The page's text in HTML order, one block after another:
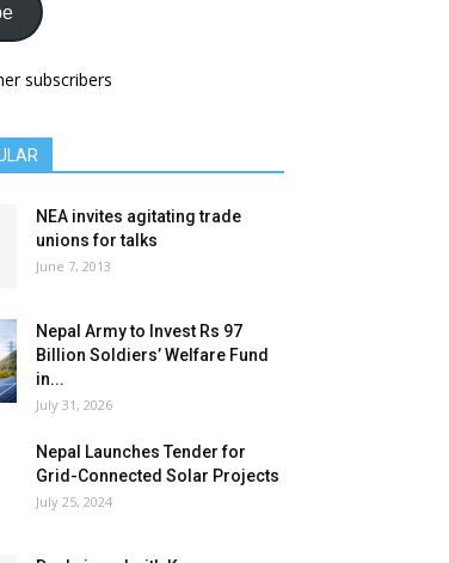
subscribers
NEA invites agitating trade
unions for talks
June 7, 2013
Nepal Army to Invest Rs 97
Billion Soldiers’ Welfare Fund
in...
July 31, 2026
Nepal Launches Tender for
Grid-Connected Solar Projects
July 25, 2024